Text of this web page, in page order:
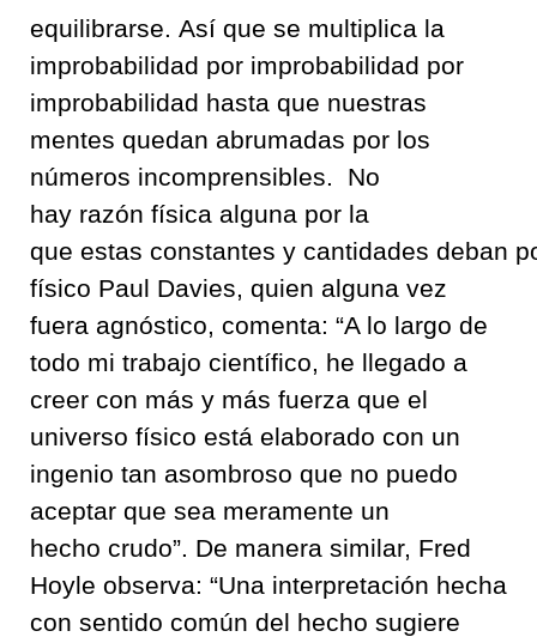
equilibrarse
Así que se multiplica la
improbabilidad por improbabilidad por
improbabilidad hasta que nuestras
mentes quedan abrumadas por los
números incomprensibles
No
hay razón física alguna por la
que estas constantes y cantidades deban
físico Paul Davies quien alguna vez
fuera agnóstico , comenta: “A lo largo de
todo mi trabajo científico
he llegado a
creer con más y más fuerza que el
universo físico está elaborado con un
ingenio tan asombroso que no puedo
aceptar que sea meramente un
hecho crudo” De manera similar, Fred
Hoyle observa: “Una interpretación hecha
con sentido común del hecho sugiere